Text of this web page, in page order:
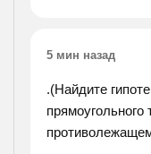
5 мин назад
.(Найдите
прямоугольного